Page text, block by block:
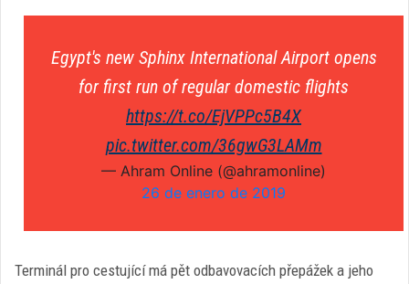
Egypt's new Sphinx International Airport opens
for first run of regular domestic flights
https://t.co/EjVPPc5B4X
pic.twitter.com/36gwG3LAMm
— Ahram Online (@ahramonline)
26 de enero de 2019
Terminál pro cestující má pět odbavovacích přepážek a jeho